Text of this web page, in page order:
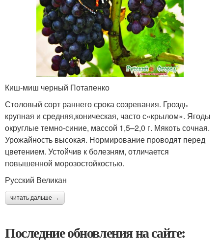
Киш-миш черный Потапенко
Столовый сорт раннего срока созревания. Гроздь
крупная и средняя,коническая, часто с«крылом». Ягоды
округлые темно-синие, массой 1,5–2,0 г. Мякоть сочная.
Урожайность высокая. Нормирование проводят перед
цветением. Устойчив к болезням, отличается
повышенной морозостойкостью.
Русский Великан
читать дальше →
Последние обновления на сайте: